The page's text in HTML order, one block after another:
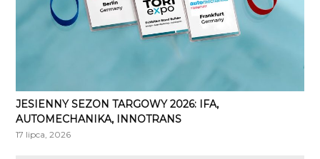
JESIENNY SEZON TARGOWY 2026: IFA,
AUTOMECHANIKA, INNOTRANS
17 lipca, 2026